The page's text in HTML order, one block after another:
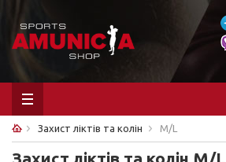
Захист ліктів та колін M/L
Захист ліктів та колін M/L